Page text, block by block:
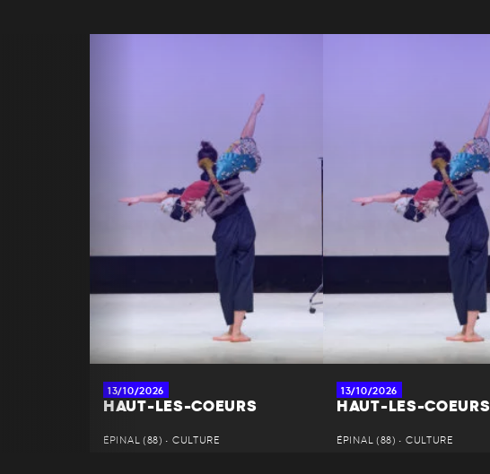
13/10/2026
HAUT-LES-COEURS
ÉPINAL (88) • CULTURE
13/10/2026
HAUT-LES-COEURS
ÉPINAL (88) • CULTURE